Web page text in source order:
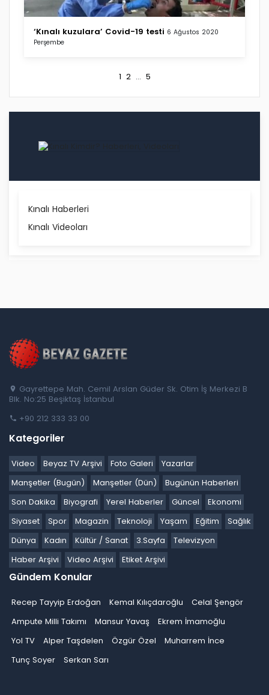
‘Kınalı kuzulara’ Covid-19 testi 6 Ağustos 2020
Perşembe
1 2... 5
Kınalı Haberleri
Kınalı Videoları
Gayrettepe Mah. Cemil Arslan Güder Sk. Otim İş Merkezi B
Blk. No:25 Beşiktaş İstanbul
+90 212 333 33 00
Kategoriler
Video Beyaz TV Arşivi Foto Galeri
Yazarlar
Manşetler (Bugün)
Manşetler (Dün)
Bugünün Haberleri
Son Dakika
Biyografi Yerel Haberler Güncel
Ekonomi
Siyaset
Spor Magazin Teknoloji Yaşam Eğitim
Sağlık
Dünya
Kadın Kültür / Sanat 3.Sayfa
Televizyon
Haber Arşivi
Video Arşivi Etiket Arşivi
Gündem Konular
Recep Tayyip Erdoğan Kemal Kılıçdaroğlu
Celal Şengör
Ampute Milli Takımı
Mansur Yavaş
Ekrem İmamoğlu
Yol TV
Alper Taşdelen Özgür Özel
Muharrem İnce
Tunç Soyer
Serkan Sarı